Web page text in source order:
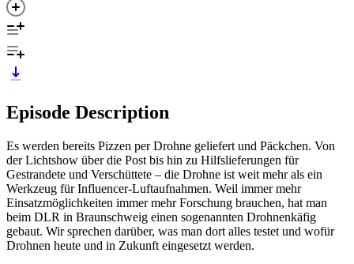
Episode Description
Es werden bereits Pizzen per Drohne geliefert und Päckchen. Von
der Lichtshow über die Post bis hin zu Hilfslieferungen für
Gestrandete und Verschüttete – die Drohne ist weit mehr als ein
Werkzeug für Influencer-Luftaufnahmen. Weil immer mehr
Einsatzmöglichkeiten immer mehr Forschung brauchen, hat man
beim DLR in Braunschweig einen sogenannten Drohnenkäfig
gebaut. Wir sprechen darüber, was man dort alles testet und wofür
Drohnen heute und in Zukunft eingesetzt werden.